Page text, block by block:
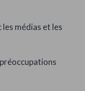
médias et les